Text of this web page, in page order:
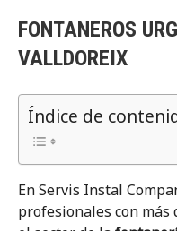
FONTANEROS
VALLDOREIX
Índice de
En Servis Instal
profesionales con más